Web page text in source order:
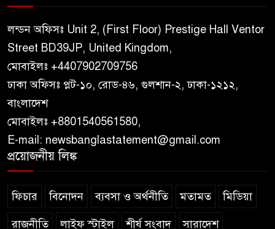
লন্ডন অফিসঃ Unit 2, (First Floor) Prestige Hall Ventor
Street BD39JP, United Kingdom,
মোবাইলঃ +4407902709756
ঢাকা অফিসঃ প্লট-১০, রোড-৪৬, গুলশান-২, ঢাকা-১২১২,
বাংলাদেশ
মোবাইলঃ +8801540561580,
E-mail: newsbanglastatement@gmail.com
প্রয়োজনীয় লিঙ্ক
ফিচার বিনোদন ব্যবসা ও অর্থনীতি মতামত মিডিয়া
রাজনীতি লাইফ স্টাইল শীর্ষ সংবাদ সারাদেশ